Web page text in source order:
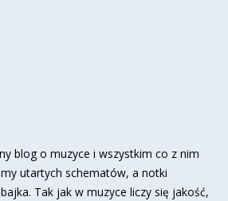
blog o muzyce i wszystkim co z nim
utartych schematów, a notki
Tak jak w muzyce liczy się jakość,